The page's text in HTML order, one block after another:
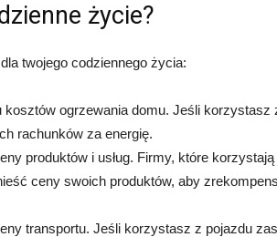
życie?
twojego codziennego życia:
ogrzewania domu. Jeśli korzystasz
rachunków za energię.
produktów i usług. Firmy, które
ceny swoich produktów, aby
transportu. Jeśli korzystasz z pojazdu